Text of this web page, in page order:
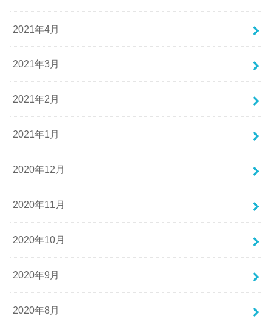
2021年4月
2021年3月
2021年2月
2021年1月
2020年12月
2020年11月
2020年10月
2020年9月
2020年8月